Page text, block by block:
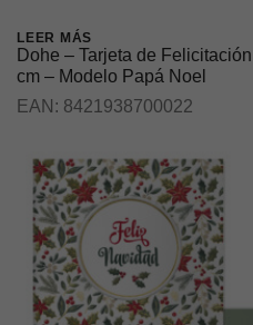
LEER MÁS
Dohe – Tarjeta de
cm – Modelo Papá Noel
EAN: 8421938700022